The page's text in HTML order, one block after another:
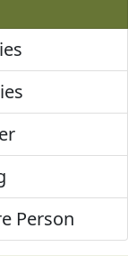
Person